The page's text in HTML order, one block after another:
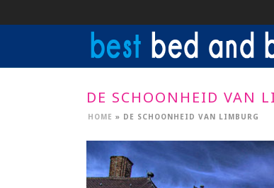
DE SCHOONHEID VAN
HOME » DE SCHOONHEID VAN LIMBURG